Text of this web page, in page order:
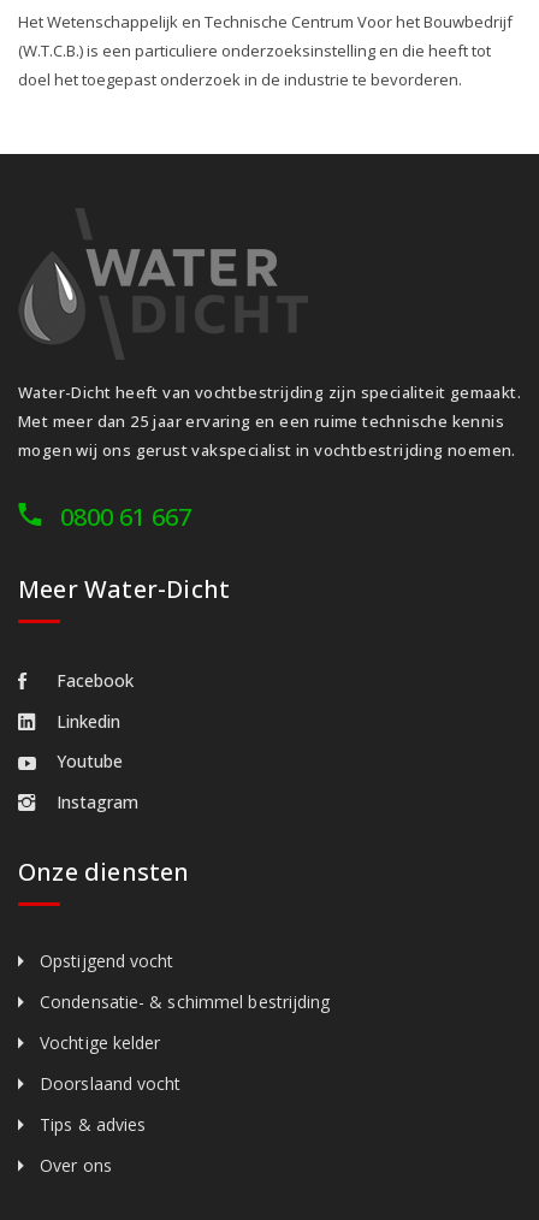
Het Wetenschappelijk en Technische Centrum Voor het Bouwbedrijf
(W.T.C.B.) is een particuliere onderzoeksinstelling en die heeft tot
doel het toegepast onderzoek in de industrie te bevorderen.
Water-Dicht heeft van vochtbestrijding zijn specialiteit gemaakt.
Met meer dan 25 jaar ervaring en een ruime technische kennis
mogen wij ons gerust vakspecialist in vochtbestrijding noemen.
0800 61 667
Meer Water-Dicht
Facebook
Linkedin
Youtube
Instagram
Onze diensten
Opstijgend vocht
Condensatie- & schimmel bestrijding
Vochtige kelder
Doorslaand vocht
Tips & advies
Over ons